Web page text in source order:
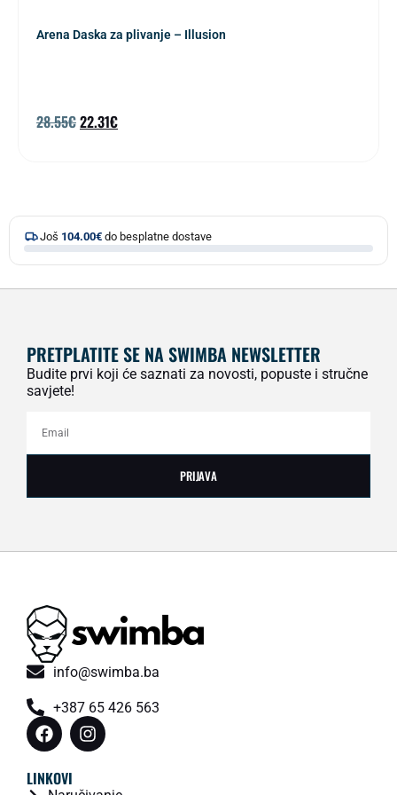
Arena Daska za plivanje – Illusion
28.55€22.31€
Još 104.00€ do besplatne dostave
PRETPLATITE SE NA SWIMBA NEWSLETTER
Budite prvi koji će saznati za novosti, popuste i stručne
savjete!
PRIJAVA
info@swimba.ba
+387 65 426 563
LINKOVI